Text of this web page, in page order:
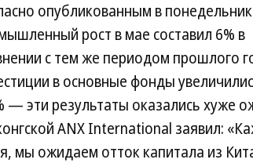
опубликованным в
рост в мае составил 6% в
с тем же периодом прошлого
в основные фонды
— эти результаты оказались хуже
ANX International заявил:
мы ожидаем отток капитала из